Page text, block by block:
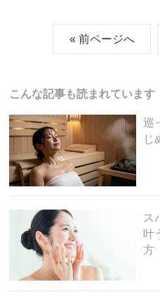
o
o
k
tt
er
e
e
n
« 前ページへ
こんな記事も読まれています
巡
じ
ス
叶
方